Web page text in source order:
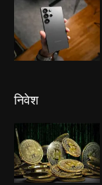
निवेश